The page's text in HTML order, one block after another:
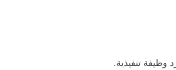
وظيفة تنفيذية.